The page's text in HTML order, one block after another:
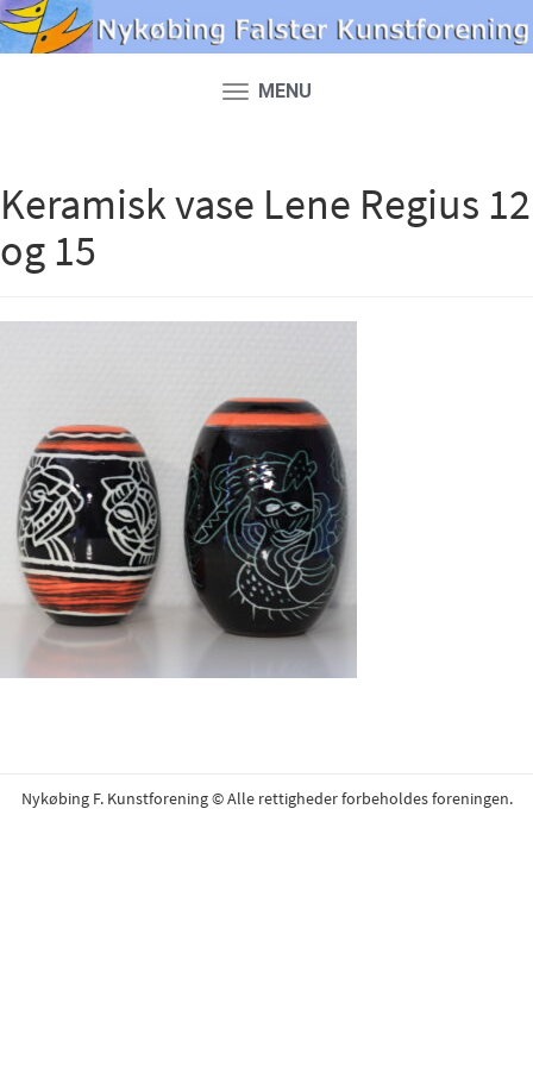
Toggle
MENU
Keramisk vase Lene Regius 12
og 15
Nykøbing F. Kunstforening © Alle rettigheder forbeholdes foreningen.